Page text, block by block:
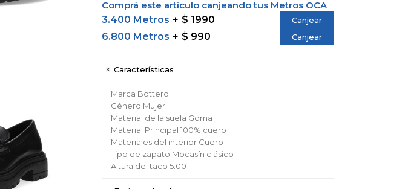
Comprá este artículo canjeando tus Metros OCA
3.400 Metros
$ 1990 Canjear
6.800 Metros $ 990 Canjear
Características
Marca Bottero
Género Mujer
Material de la suela Goma
Material Principal 100% cuero
Materiales del interior Cuero
Tipo de zapato Mocasín clásico
Altura del taco 5.00